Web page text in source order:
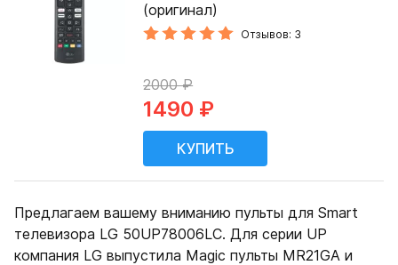
Предлагаем вашему вниманию пульты для Smart
телевизора LG 50UP78006LC. Для серии UP
компания LG выпустила Magic пульты MR21GA и
(оригинал)
Отзывов: 3
2000 ₽
1490 ₽